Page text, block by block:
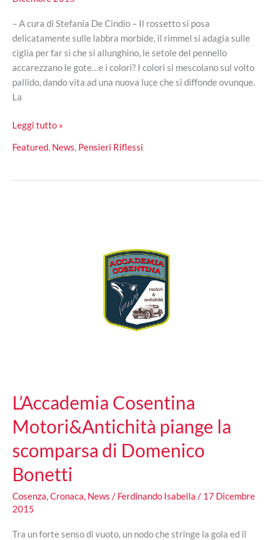
– A cura di Stefania De Cindio – Il rossetto si posa
delicatamente sulle labbra morbide, il rimmel si adagia sulle
ciglia per far sì che si allunghino, le setole del pennello
accarezzano le gote…e i colori? I colori si mescolano sul volto
pallido, dando vita ad una nuova luce che si diffonde ovunque.
La
Anche
te
Leggi tutto »
Featured, News, Pensieri Riflessi
L’Accademia Cosentina
Motori&Antichità piange la
scomparsa di Domenico
Bonetti
Cosenza,Cronaca, News / Ferdinando Isabella / 17 Dicembre
2015
Tra un forte senso di vuoto, un nodo che stringe la gola ed il